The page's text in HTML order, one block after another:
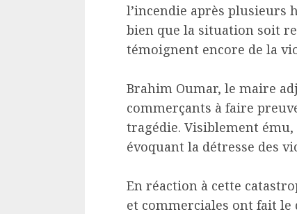
l’incendie après plusieurs
bien que la situation soit
témoignent encore de la
Brahim Oumar, le maire
commerçants à faire
tragédie. Visiblement ému,
évoquant la détresse des
En réaction à cette
et commerciales ont fait